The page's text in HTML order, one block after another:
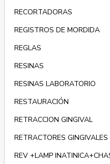
RECORTADORAS
REGISTROS DE MORDIDA
REGLAS
RESINAS
RESINAS LABORATORIO
RESTAURACIÓN
RETRACCION GINGIVAL
RETRACTORES GINGIVALES
REV +LAMP